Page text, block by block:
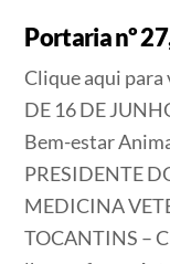
Portaria nº
Clique aqui para
DE 16 DE
Bem-estar
PRESIDENTE
MEDICINA
TOCANTINS –